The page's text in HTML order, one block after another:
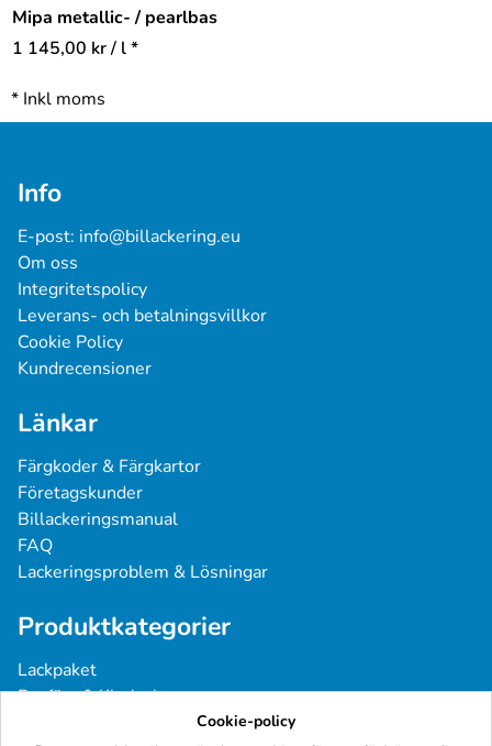
Mipa metallic- / pearlbas
1 145,00 kr/ l *
* Inkl moms
Info
E-post: info@billackering.eu
Om oss
Integritetspolicy
Leverans- och betalningsvillkor
Cookie Policy
Kundrecensioner
Länkar
Färgkoder & Färgkartor
Företagskunder
Billackeringsmanual
FAQ
Lackeringsproblem & Lösningar
Produktkategorier
Lackpaket
Basfärg & Klarlack
Cookie-policy